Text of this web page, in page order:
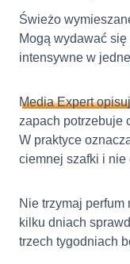
Świeżo
Mogą wydawać
intensywne w
Media Expert
zapach potrzebuje
W praktyce
ciemnej szafki i nie
Nie trzymaj
kilku dniach
trzech tygodniach